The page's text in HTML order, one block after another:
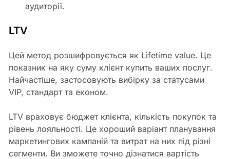
аудиторії.
LTV
Цей метод розшифровується як Lifetime value. Це
показник на яку суму клієнт купить ваших послуг.
Найчастіше, застосовують вибірку за статусами
VIP, стандарт та економ.
LTV враховує бюджет клієнта, кількість покупок та
рівень лояльності. Це хороший варіант планування
маркетингових кампаній та витрат на них під різні
сегменти. Ви зможете точно дізнатися вартість